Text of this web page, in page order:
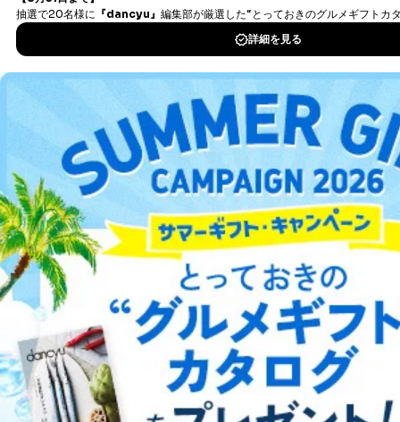
DOWNLOAD FOR IOS
DOWNLOAD FOR ANDROID
ご利用方法はこちら
総合案内
アフィリエイト 採用情報
プレスリリース お問い合わせ
利用規約プライバシーポリシー 特定商取引法に基づく表示
出版社の皆様へ
投資家の皆様へサイトマップ